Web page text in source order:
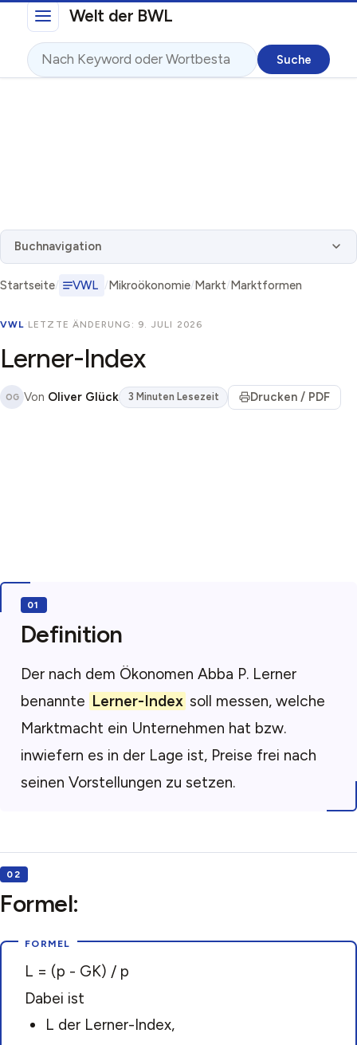
Direkt zum InhaltWelt der BWL
Suche
Buchnavigation
Startseite VWL Mikroökonomie Markt Marktformen
VWL· LETZTE ÄNDERUNG: 9. JULI 2026
Lerner-Index
OG Von Oliver Glück 3 Minuten Lesezeit Drucken / PDF
Definition
Der nach dem Ökonomen Abba P. Lerner
benannte Lerner-Index soll messen, welche
Marktmacht ein Unternehmen hat bzw.
inwiefern es in der Lage ist, Preise frei nach
seinen Vorstellungen zu setzen.
Formel:
L = (p - GK) / p
Dabei ist
L der Lerner-Index,